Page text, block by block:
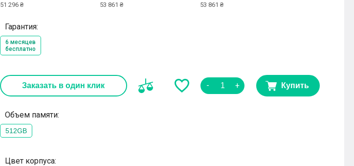
51 296 ₴
53 861 ₴
53 861 ₴
Гарантия:
6 месяцев
бесплатно
Заказать в один клик - + Купить
Объем памяти:
512GB
Цвет корпуса: